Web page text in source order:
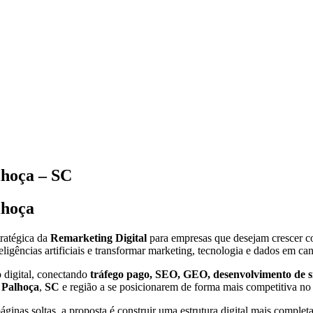
– SC
da Remarketing Digital para empresas que desejam crescer
artificiais e transformar marketing, tecnologia e dados em
digital, conectando tráfego pago, SEO, GEO, desenvolvimento de
Palhoça, SC e região a se posicionarem de forma mais competitiva
soltas, a proposta é construir uma estrutura digital mais